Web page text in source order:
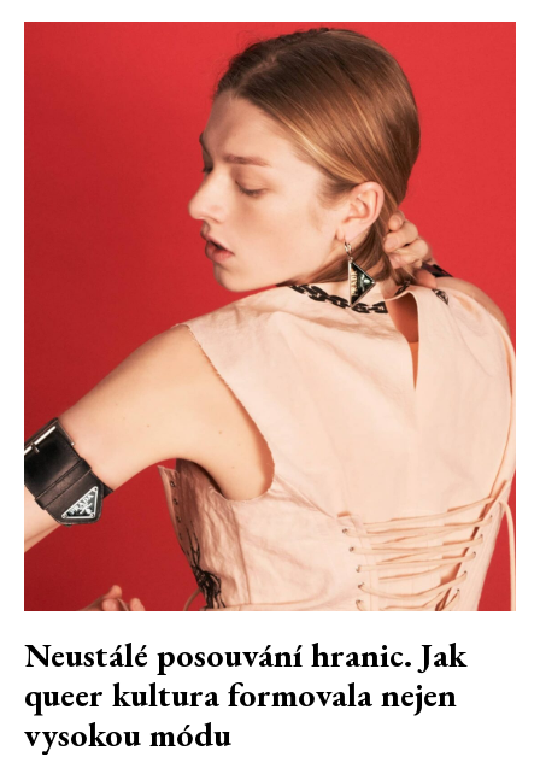
Neustálé posouvání hranic. Jak
queer kultura formovala nejen
vysokou módu